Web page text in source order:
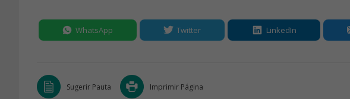
WhatsApp Twitter LinkedIn
Sugerir Pauta Imprimir Página